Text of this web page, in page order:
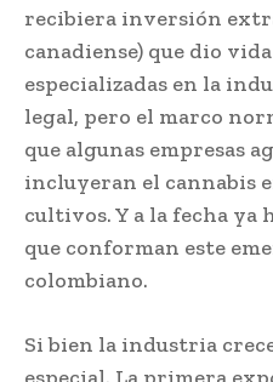
recibiera inversión
canadiense) que dio
especializadas en la
legal, pero el marco
que algunas empresas
incluyeran el cannabis
cultivos. Y a la fecha ya
que conforman este
colombiano.
Si bien la industria
especial. La primera